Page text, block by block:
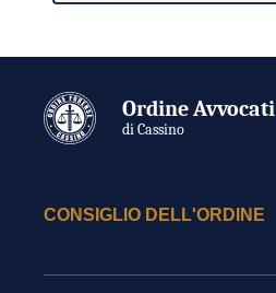
Ordine Avvocati
di Cassino
CONSIGLIO DELL'ORDINE